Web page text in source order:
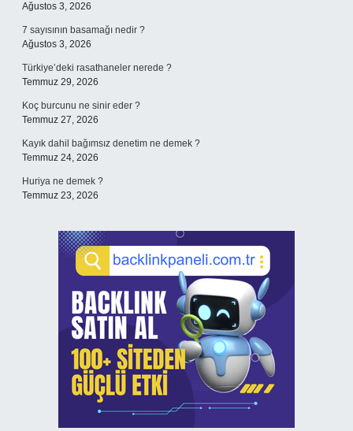
Ağustos 3, 2026
7 sayısının basamağı nedir ?
Ağustos 3, 2026
Türkiye’deki rasathaneler nerede ?
Temmuz 29, 2026
Koç burcunu ne sinir eder ?
Temmuz 27, 2026
Kayık dahil bağımsız denetim ne demek ?
Temmuz 24, 2026
Huriya ne demek ?
Temmuz 23, 2026